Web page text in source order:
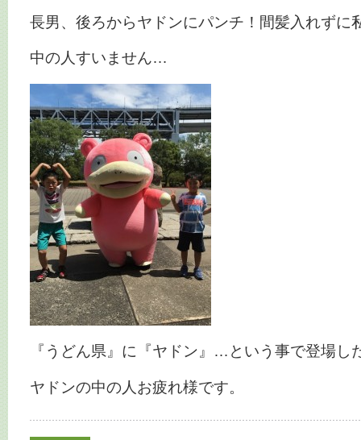
長男、後ろからヤドンにパンチ！間髪入れずに
中の人すいません…
『うどん県』に『ヤドン』…という事で登場し
ヤドンの中の人お疲れ様です。